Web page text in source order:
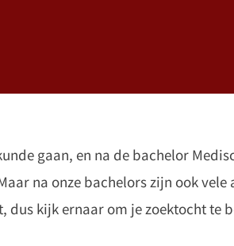
gaan, en na de bachelor
na onze bachelors zijn ook vele
dus kijk ernaar om je zoektocht te